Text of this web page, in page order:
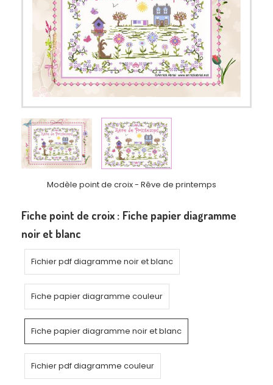
Modèle point de croix - Rêve de printemps
Fiche point de croix : Fiche papier diagramme
noir et blanc
Fichier pdf diagramme noir et blanc
Fiche papier diagramme couleur
Fiche papier diagramme noir et blanc
Fichier pdf diagramme couleur